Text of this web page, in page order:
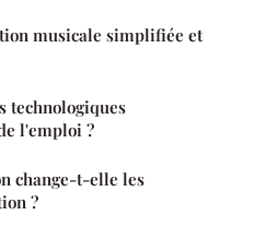
musicale simplifiée et
technologiques
l'emploi ?
change-t-elle les
?